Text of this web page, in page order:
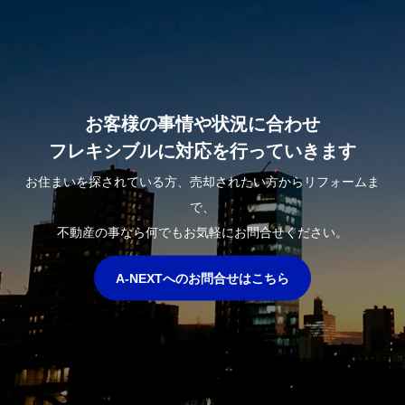
お客様の事情や状況に合わせ
フレキシブルに対応を行っていきます
お住まいを探されている方、売却されたい方からリフォームま
で、
不動産の事なら何でもお気軽にお問合せください。
A-NEXTへのお問合せはこちら